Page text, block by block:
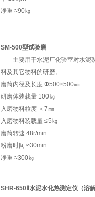
净重 ≈90㎏
SM-500型试验磨
主要用于水泥厂化验室对水泥
料及其它物料的研磨。
磨筒内径及长度 Ф500×500㎜
研磨体装载量 100㎏
入磨物料粒度 ＜7㎜
入磨物料装载量 ≤5㎏
磨筒转速 48r/min
粉磨时间 ≈30min
净重 ≈300㎏
SHR-650Ⅱ水泥水化热测定仪（溶